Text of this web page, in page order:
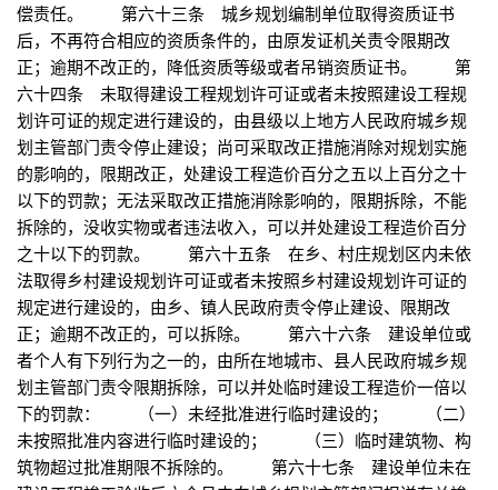
偿责任。 第六十三条 城乡规划编制单位取得资质证书
后，不再符合相应的资质条件的，由原发证机关责令限期改
正；逾期不改正的，降低资质等级或者吊销资质证书。 第
六十四条 未取得建设工程规划许可证或者未按照建设工程规
划许可证的规定进行建设的，由县级以上地方人民政府城乡规
划主管部门责令停止建设；尚可采取改正措施消除对规划实施
的影响的，限期改正，处建设工程造价百分之五以上百分之十
以下的罚款；无法采取改正措施消除影响的，限期拆除，不能
拆除的，没收实物或者违法收入，可以并处建设工程造价百分
之十以下的罚款。 第六十五条 在乡、村庄规划区内未依
法取得乡村建设规划许可证或者未按照乡村建设规划许可证的
规定进行建设的，由乡、镇人民政府责令停止建设、限期改
正；逾期不改正的，可以拆除。 第六十六条 建设单位或
者个人有下列行为之一的，由所在地城市、县人民政府城乡规
划主管部门责令限期拆除，可以并处临时建设工程造价一倍以
下的罚款： （一）未经批准进行临时建设的； （二）
未按照批准内容进行临时建设的； （三）临时建筑物、构
筑物超过批准期限不拆除的。 第六十七条 建设单位未在